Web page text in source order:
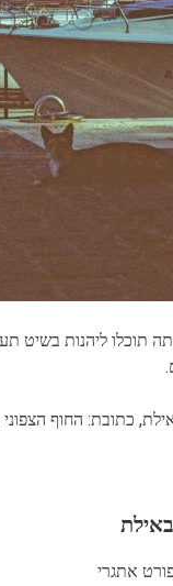
ליהנות בשיט
כתובת: החוף
אתגרי